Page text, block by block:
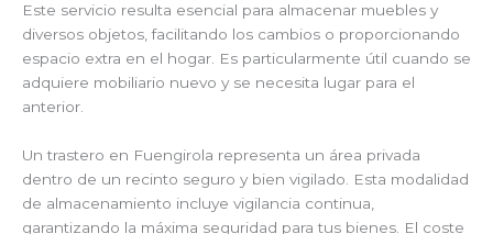
Este servicio resulta esencial para almacenar muebles y
diversos objetos, facilitando los cambios o proporcionando
espacio extra en el hogar. Es particularmente útil cuando se
adquiere mobiliario nuevo y se necesita lugar para el
anterior.
Un trastero en Fuengirola representa un área privada
dentro de un recinto seguro y bien vigilado. Esta modalidad
de almacenamiento incluye vigilancia continua,
garantizando la máxima seguridad para tus bienes. El coste